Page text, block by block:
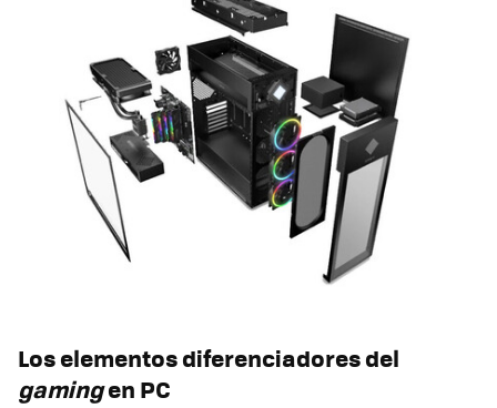
Los elementos diferenciadores del
gamingen PC